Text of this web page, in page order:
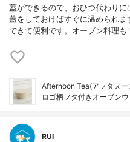
蓋ができるので、おひつ代わり
蓋をしておけばすぐに温められ
できて便利です。オーブン料理
Afternoon Tea(アフタヌー
ロゴ柄フタ付きオーブン
RUI